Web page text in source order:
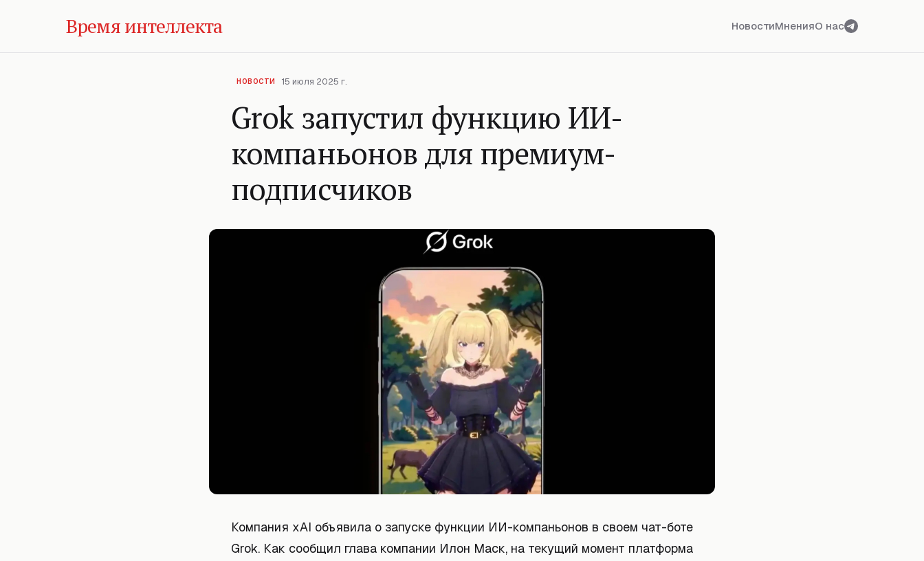
Время интеллекта НовостиМненияО нас
НОВОСТИ 15 июля 2025 г.
Grok запустил функцию ИИ-
компаньонов для премиум-
подписчиков
Компания xAI объявила о запуске функции ИИ-компаньонов в своем чат-боте
Grok. Как сообщил глава компании Илон Маск, на текущий момент платформа